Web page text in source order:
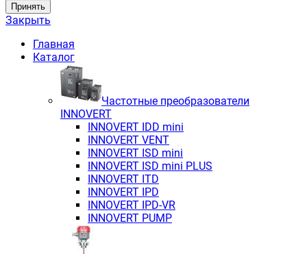
Принять
Закрыть
Главная
Каталог
Частотные преобразователи
INNOVERT
INNOVERT IDD mini
INNOVERT VENT
INNOVERT ISD mini
INNOVERT ISD mini PLUS
INNOVERT ITD
INNOVERT IРD
INNOVERT IРD-VR
INNOVERT PUMP